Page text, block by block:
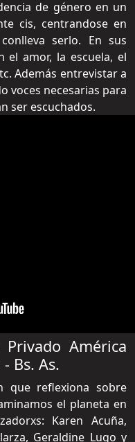
de género en un
cis, centrandose en
serlo. En sus
el amor, la escuela, el
Además entrevistar a
voces necesarias para
ser escuchados.
Privado América
Bs. As.
que reflexiona sobre
el planeta en
Karen Acuña,
Geraldine Lugo y